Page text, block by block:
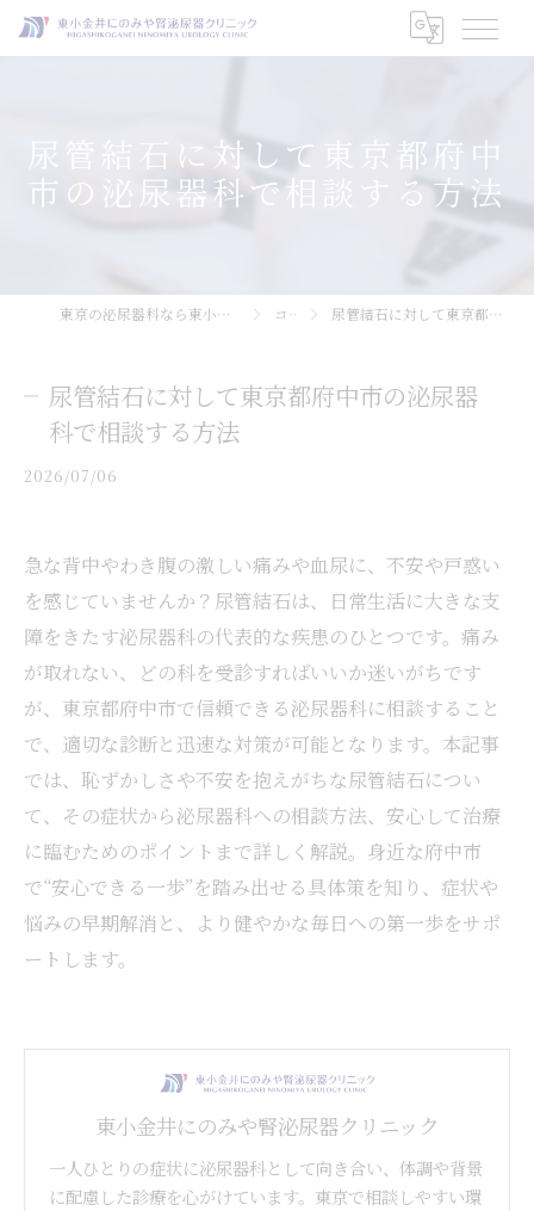
尿管結石に対して東京都府中
市の泌尿器科で相談する方法
東京の泌尿器科なら東小金井にのみや腎泌尿器クリニック コラム 尿管結石に対して東京都府中市の泌尿器科で相談する方法
尿管結石に対して東京都府中市の泌尿器
科で相談する方法
2026/07/06
急な背中やわき腹の激しい痛みや血尿に、不安や戸惑い
を感じていませんか？尿管結石は、日常生活に大きな支
障をきたす泌尿器科の代表的な疾患のひとつです。痛み
が取れない、どの科を受診すればいいか迷いがちです
が、東京都府中市で信頼できる泌尿器科に相談すること
で、適切な診断と迅速な対策が可能となります。本記事
では、恥ずかしさや不安を抱えがちな尿管結石につい
て、その症状から泌尿器科への相談方法、安心して治療
に臨むためのポイントまで詳しく解説。身近な府中市
で“安心できる一歩”を踏み出せる具体策を知り、症状や
悩みの早期解消と、より健やかな毎日への第一歩をサポ
ートします。
東小金井にのみや腎泌尿器クリニック
一人ひとりの症状に泌尿器科として向き合い、体調や背景
に配慮した診療を心がけています。東京で相談しやすい環